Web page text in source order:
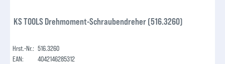
KS TOOLS Drehmoment-Schraubendreher (516.3260)
Hrst.-Nr.: 516.3260
EAN:
4042146285312